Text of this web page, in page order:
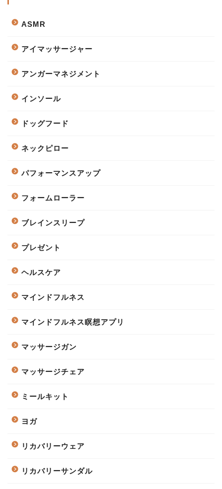
ASMR
アイマッサージャー
アンガーマネジメント
インソール
ドッグフード
ネックピロー
パフォーマンスアップ
フォームローラー
ブレインスリープ
プレゼント
ヘルスケア
マインドフルネス
マインドフルネス瞑想アプリ
マッサージガン
マッサージチェア
ミールキット
ヨガ
リカバリーウェア
リカバリーサンダル